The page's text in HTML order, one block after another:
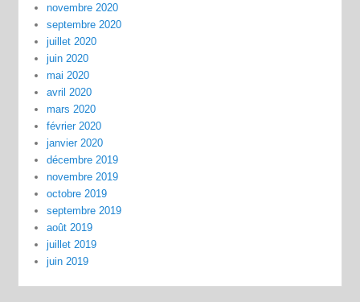
novembre 2020
septembre 2020
juillet 2020
juin 2020
mai 2020
avril 2020
mars 2020
février 2020
janvier 2020
décembre 2019
novembre 2019
octobre 2019
septembre 2019
août 2019
juillet 2019
juin 2019